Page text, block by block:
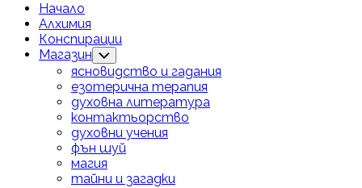
Начало
Алхимия
Конспирации
Магазин Toggle
Child
Menu
ясновидство и гадания
езотерична терапия
духовна литература
контактьорство
духовни учения
фън шуй
магия
тайни и загадки